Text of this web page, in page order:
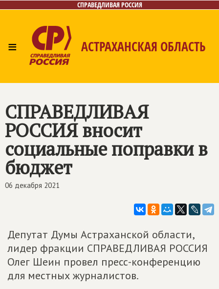
СПРАВЕДЛИВАЯ РОССИЯ
≡ АСТРАХАНСКАЯ ОБЛАСТЬ
Контакты
СПРАВЕДЛИВАЯ
РОССИЯ вносит
социальные поправки в
бюджет
06 декабря 2021
Депутат Думы Астраханской области,
лидер фракции СПРАВЕДЛИВАЯ РОССИЯ
Олег Шеин провел пресс-конференцию
для местных журналистов.